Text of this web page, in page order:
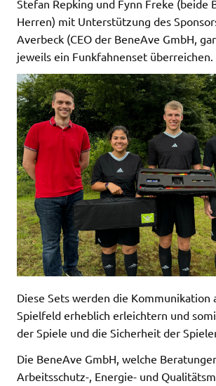
Stefan Repking und Fynn Freke (beide
Herren) mit Unterstützung des
Averbeck (CEO der BeneAve GmbH,
jeweils ein Funkfahnenset überreichen.
Diese Sets werden die Kommunikation
Spielfeld erheblich erleichtern und
der Spiele und die Sicherheit der
Die BeneAve GmbH, welche
Arbeitsschutz-, Energie- und